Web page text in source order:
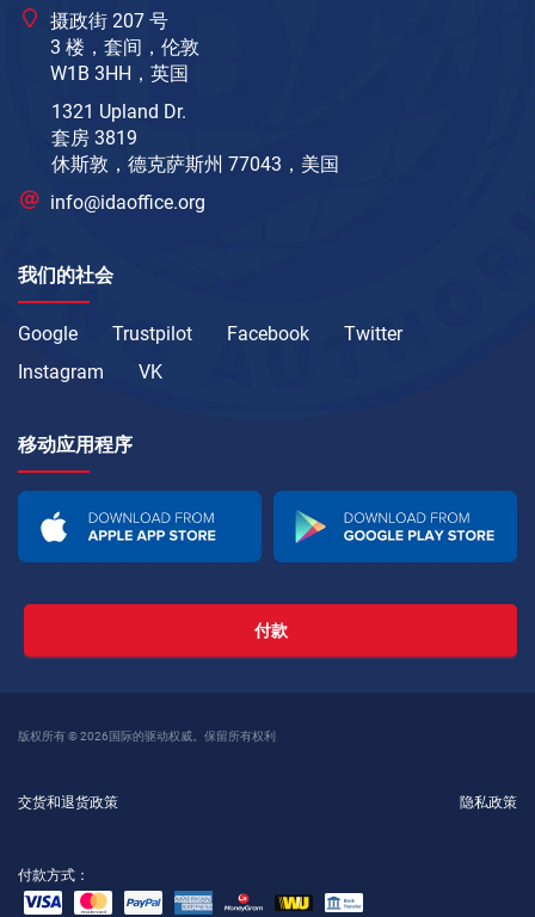
摄政街 207 号
3 楼，套间，伦敦
W1B 3HH，英国
1321 Upland Dr.
套房 3819
休斯敦，德克萨斯州 77043，美国
info@idaoffice.org
我们的社会
Google Trustpilot Facebook
Twitter
Instagram
VK
移动应用程序
付款
版权所有 © 2026国际的驱动权威。保留所有权利
交货和退货政策 隐私政策
付款方式：